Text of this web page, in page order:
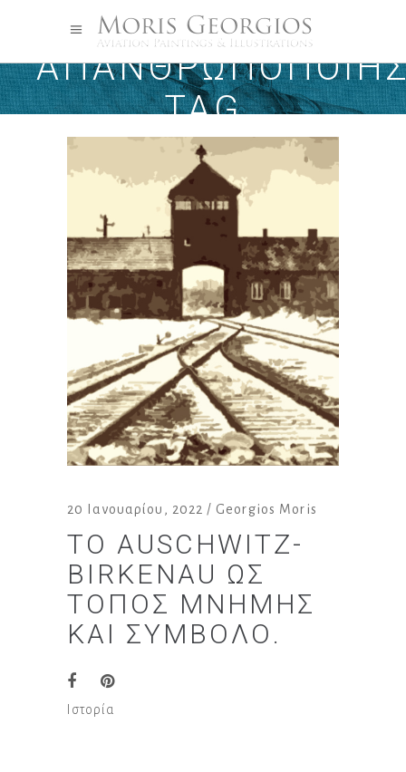
TAG
20 Ιανουαρίου, 2022 Georgios Moris
ΤΟ AUSCHWITZ-
BIRKENAU ΩΣ
ΤΌΠΟΣ ΜΝΉΜΗΣ
ΚΑΙ ΣΎΜΒΟΛΟ.
Ιστορία